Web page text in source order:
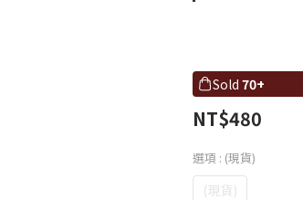
Sold 70+
NT$480
選項 : (現貨)
(現貨)